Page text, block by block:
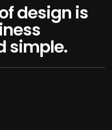
design is
simple.